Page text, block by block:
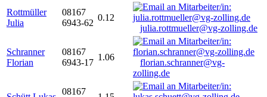
Rottmüller
Julia
08167
6943-62
0.12
julia.rottmueller@vg-zolling.de
Schranner
Florian
08167
6943-17
1.06
florian.schranner@vg-
zolling.de
08167